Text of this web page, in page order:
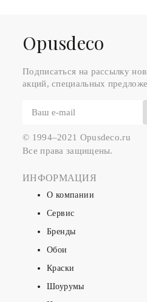
Оpusdeco
Подписаться на рассылку
акций, специальных
© 1994–2021 Opusdeco.ru
Все права защищены.
ИНФОРМАЦИЯ
О компании
Сервис
Бренды
Обои
Краски
Шоурумы